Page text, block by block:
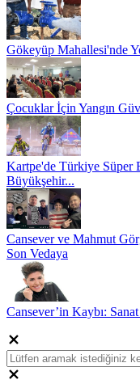
Gökeyüp Mahallesi'nde
Çocuklar İçin Yangın
Kartpe'de Türkiye Süper
Büyükşehir...
Cansever ve Mahmut
Son Vedaya
Cansever’in Kaybı: